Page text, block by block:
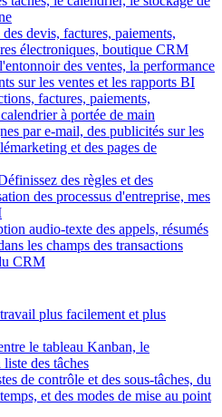
devis, factures, paiements,
électroniques, boutique CRM
des ventes, la performance
sur les ventes et les rapports BI
factures, paiements,
à portée de main
par e-mail, des publicités sur les
et des pages de
des règles et des
des processus d'entreprise, mes
audio-texte des appels, résumés
les champs des transactions
CRM
plus facilement et plus
le tableau Kanban, le
des tâches
de contrôle et des sous-tâches, du
et des modes de mise au point